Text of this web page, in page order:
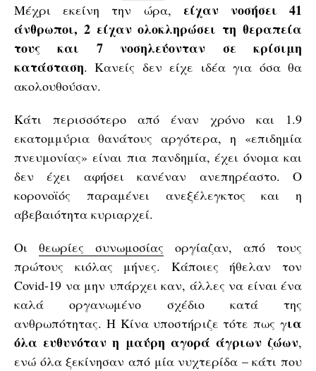
Μέχρι εκείνη την ώρα, είχαν νοσήσει 41
άνθρωποι, 2 είχαν ολοκληρώσει τη θεραπεία
τους και 7 νοσηλεύονταν σε κρίσιμη
κατάσταση. Κανείς δεν είχε ιδέα για όσα θα
ακολουθούσαν.
Κάτι περισσότερο από έναν χρόνο και 1.9
εκατομμύρια θανάτους αργότερα, η «επιδημία
πνευμονίας» είναι πια πανδημία, έχει όνομα και
δεν έχει αφήσει κανέναν ανεπηρέαστο. Ο
κορονοϊός παραμένει ανεξέλεγκτος και η
αβεβαιότητα κυριαρχεί.
Οι θεωρίες συνωμοσίας οργίαζαν, από τους
πρώτους κιόλας μήνες. Κάποιες ήθελαν τον
Covid-19 να μην υπάρχει καν, άλλες να είναι ένα
καλά οργανωμένο σχέδιο κατά της
ανθρωπότητας. Η Κίνα υποστήριζε τότε πως για
όλα ευθυνόταν η μαύρη αγορά άγριων ζώων,
ενώ όλα ξεκίνησαν από μία νυχτερίδα – κάτι που